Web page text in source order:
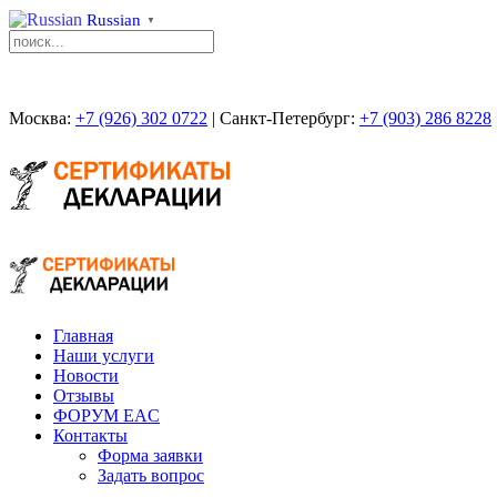
Russian ▼
Москва: +7 (926) 302 0722 | Санкт-Петербург: +7 (903) 286 8228
Главная
Наши услуги
Новости
Отзывы
ФОРУМ EAC
Контакты
Форма заявки
Задать вопрос